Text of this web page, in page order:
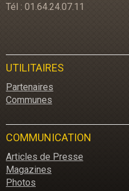
Tél : 01.64.24.07.11
UTILITAIRES
Partenaires
Communes
COMMUNICATION
Articles de Presse
Magazines
Photos